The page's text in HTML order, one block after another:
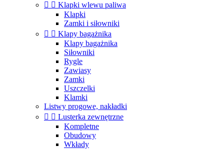
  Klapki wlewu paliwa
Klapki
Zamki i siłowniki
  Klapy bagażnika
Klapy bagażnika
Siłowniki
Rygle
Zawiasy
Zamki
Uszczelki
Klamki
Listwy progowe, nakładki
  Lusterka zewnętrzne
Kompletne
Obudowy
Wkłady